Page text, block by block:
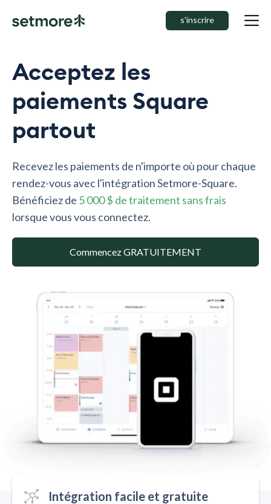
s'inscrire
Acceptez les
paiements Square
partout
Recevez les paiements de n'importe où pour chaque
rendez-vous avec l'intégration Setmore-Square.
Bénéficiez de 5 000 $ de traitement sans frais
lorsque vous vous connectez.
Commencez GRATUITEMENT
Intégration facile et gratuite